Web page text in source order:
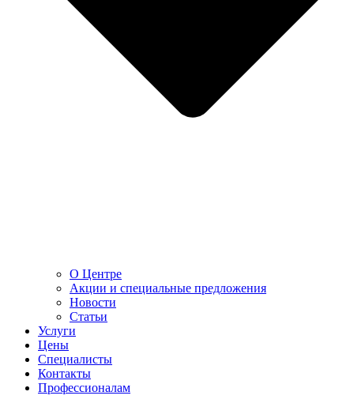
О Центре
Акции и специальные предложения
Новости
Статьи
Услуги
Цены
Специалисты
Контакты
Профессионалам